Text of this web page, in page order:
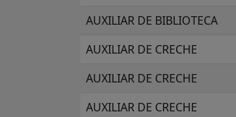
AUXILIAR DE BIBLIOTECA
AUXILIAR DE CRECHE
AUXILIAR DE CRECHE
AUXILIAR DE CRECHE